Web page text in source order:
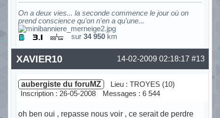
On a deux vies... la seconde commence le jour où on
prend conscience qu'on n'en a qu'une...
sur 34 950 km
Hors ligne #13
14-02-2009 02:18:17
XAVIER10
aubergiste du foruMZ
Lieu : TROYES (10)
Inscription : 26-05-2008
Messages : 6 544
oh ben oui , repasse nous voir , ce serait de perdre